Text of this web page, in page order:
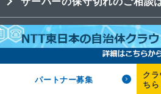
NTT東日本のAWS
パートナー募集
ク
ちら
特